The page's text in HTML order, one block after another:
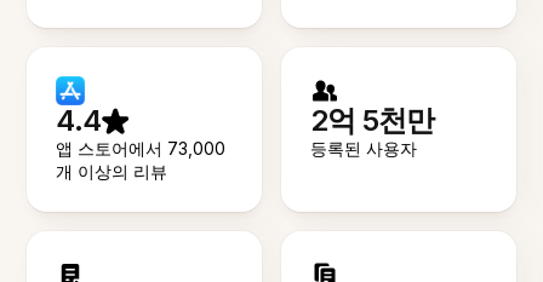
4.4
앱 스토어에서 73,000
개 이상의 리뷰
2억 5천만
등록된 사용자